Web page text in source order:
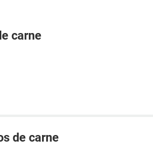
carne
de carne